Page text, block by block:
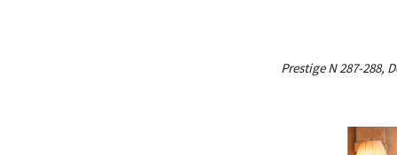
Prestige N 287-288,